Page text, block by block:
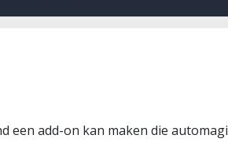
een add-on kan maken die